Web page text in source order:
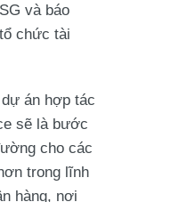
và báo
chức tài
án hợp tác
sẽ là bước
cho các
trong lĩnh
hàng, nơi